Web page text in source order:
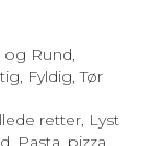
og Rund,
Fyldig, Tør
retter, Lyst
Pasta, pizza